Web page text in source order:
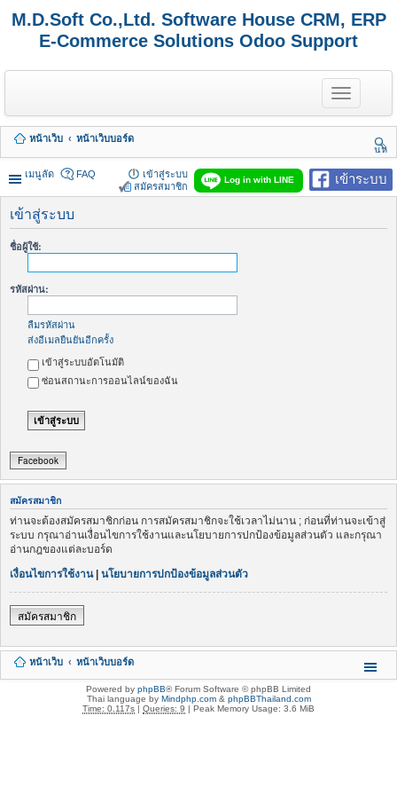
M.D.Soft Co.,Ltd. Software House CRM, ERP
E-Commerce Solutions Odoo Support
T
o
g
e
n
a
v
g
หน้าเว็บ
หน้าเว็บบอร์ด
นห
า
เมนูลัด
เข้าระบบ
Log in with LINE
FAQ
เข้าสู่ระบบ
สมัครสมาชิก
เข้าสู่ระบบ
ชื่อผู้ใช้:
รหัสผ่าน:
ลืมรหัสผ่าน
ส่งอีเมลยืนยันอีกครั้ง
เข้าสู่ระบบอัตโนมัติ
ซ่อนสถานะการออนไลน์ของฉัน
Facebook
สมัครสมาชิก
ท่านจะต้องสมัครสมาชิกก่อน การสมัครสมาชิกจะใช้เวลาไม่นาน ; ก่อนที่ท่านจะเข้าสู่
ระบบ กรุณาอ่านเงื่อนไขการใช้งานและนโยบายการปกป้องข้อมูลส่วนตัว และกรุณา
อ่านกฎของแต่ละบอร์ด
เงื่อนไขการใช้งาน| นโยบายการปกป้องข้อมูลส่วนตัว
สมัครสมาชิก
หน้าเว็บ หน้าเว็บบอร์ด
Powered by phpBB® Forum Software © phpBB Limited
Thai language by Mindphp.com& phpBBThailand.com
Time: 0.117s | Queries: 9 | Peak Memory Usage: 3.6 MiB